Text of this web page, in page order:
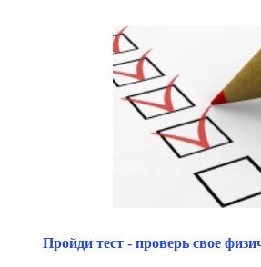
Пройди тест - проверь свое